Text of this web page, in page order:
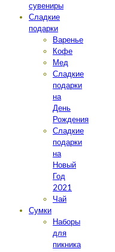
сувениры
Сладкие
подарки
Варенье
Кофе
Мед
Сладкие
подарки
на
День
Рождения
Сладкие
подарки
на
Новый
Год
2021
Чай
Сумки
Наборы
для
пикника